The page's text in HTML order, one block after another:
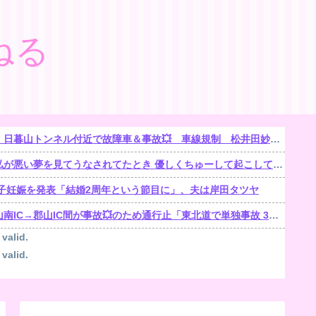
る
近で故障車＆事故💥 車線規制 松井田妙義IC〜佐久平IC 渋滞距離 10.0km 通過時間 50 分
夢を見てうなされてたとき 優しくちゅーして起こしてくれた。【再】
娠を発表「結婚2周年という節目に」、夫は岸田タツヤ
IC間が事故💥のため通行止「東北道で単独事故 3人がけが1人が心肺停止」
valid.
valid.